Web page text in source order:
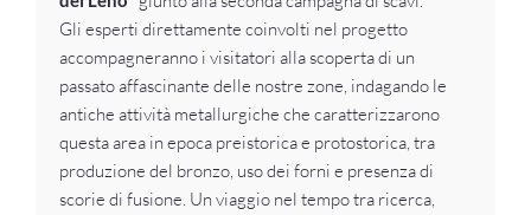
Gli esperti direttamente coinvolti nel progetto
accompagneranno i visitatori alla scoperta di un
passato affascinante delle nostre zone, indagando le
antiche attività metallurgiche che caratterizzarono
questa area in epoca preistorica e protostorica, tra
produzione del bronzo, uso dei forni e presenza di
scorie di fusione. Un viaggio nel tempo tra ricerca,